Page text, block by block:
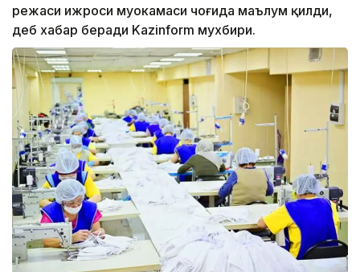
режаси ижроси муҳокамаси чоғида маълум қилди,
деб хабар беради Kazinform мухбири.